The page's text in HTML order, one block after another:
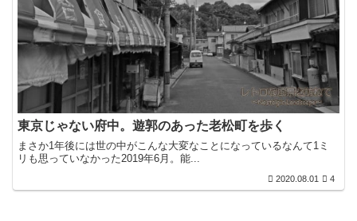
東京じゃない府中。遊郭のあった老松町を歩く
まさか1年後には世の中がこんな大変なことになっているなんて1ミ
リも思っていなかった2019年6月。能...
2020.08.01 4